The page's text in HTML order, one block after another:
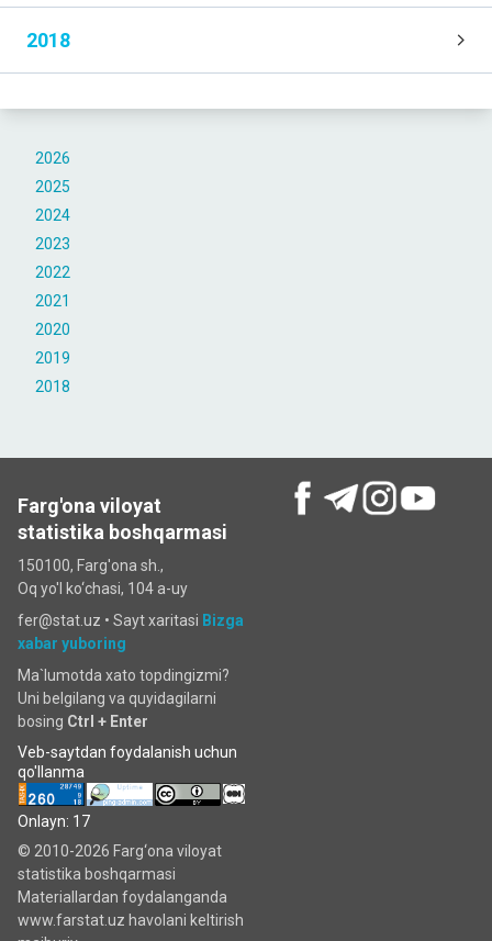
2026
2025
2024
2023
2022
2021
2020
2019
2018
2018
Farg'ona viloyat
statistika boshqarmasi
150100, Farg'ona sh.,
Oq yo'l ko‘chаsi, 104 a-uy
fer@stat.uz • Sayt xaritasi Bizga
xabar yuboring
Ma`lumotda xato topdingizmi?
Uni belgilang va quyidagilarni
bosing Ctrl + Enter
Veb-saytdan foydalanish uchun
qo'llanma
Onlayn: 17
© 2010-2026 Farg‘ona viloyat
statistika boshqarmasi
Materiallardan foydalanganda
www.farstat.uz havolani keltirish